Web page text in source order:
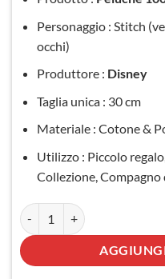
Personaggio : Stitch
occhi)
Produttore : Disney
Taglia unica : 30 cm
Materiale : Cotone &
Utilizzo : Piccolo
Collezione, Compagno
Peluche Stitch Kawaii quantità